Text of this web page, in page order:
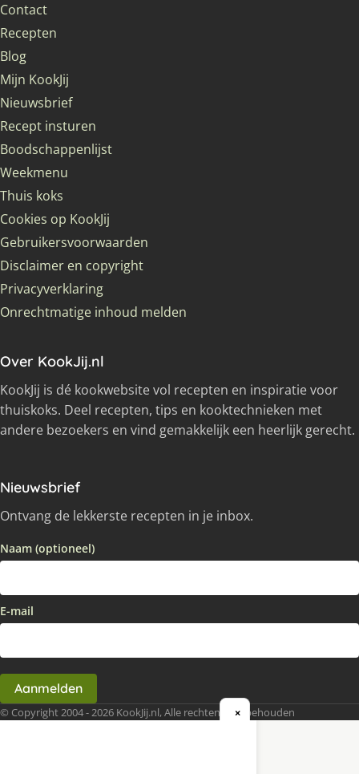
Contact
Recepten
Blog
Mijn KookJij
Nieuwsbrief
Recept insturen
Boodschappenlijst
Weekmenu
Thuis koks
Cookies op KookJij
Gebruikersvoorwaarden
Disclaimer en copyright
Privacyverklaring
Onrechtmatige inhoud melden
Over KookJij.nl
KookJij is dé kookwebsite vol recepten en inspiratie voor
thuiskoks. Deel recepten, tips en kooktechnieken met
andere bezoekers en vind gemakkelijk een heerlijk gerecht.
Nieuwsbrief
Ontvang de lekkerste recepten in je inbox.
Naam (optioneel)
E-mail
Aanmelden
© Copyright 2004 - 2026 KookJij.nl, Alle rechten voorbehouden
×